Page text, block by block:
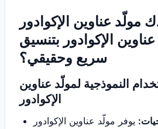
عناوين الإكوادور
الإكوادور بتنسيق
سريع وحقيقي؟
النموذجية لمولّد عناوين
الإكوادور
يوفر مولّد عناوين الإكوادور